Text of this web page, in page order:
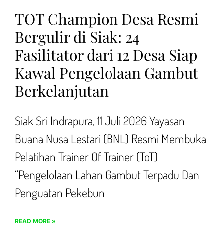
TOT Champion Desa Resmi
Bergulir di Siak: 24
Fasilitator dari 12 Desa Siap
Kawal Pengelolaan Gambut
Berkelanjutan
Siak Sri Indrapura, 11 Juli 2026 Yayasan
Buana Nusa Lestari (BNL) Resmi Membuka
Pelatihan Trainer Of Trainer (ToT)
“Pengelolaan Lahan Gambut Terpadu Dan
Penguatan Pekebun
READ MORE »